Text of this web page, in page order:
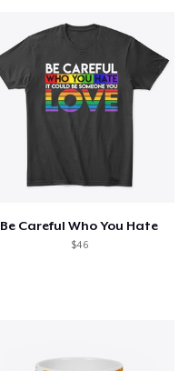
Be Careful Who You Hate
$46